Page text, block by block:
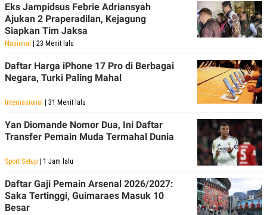
Eks Jampidsus Febrie Adriansyah
Ajukan 2 Praperadilan, Kejagung
Siapkan Tim Jaksa
Nasional | 23 Menit lalu
Daftar Harga iPhone 17 Pro di Berbagai
Negara, Turki Paling Mahal
Internasional | 31 Menit lalu
Yan Diomande Nomor Dua, Ini Daftar
Transfer Pemain Muda Termahal Dunia
Sport Setup | 1 Jam lalu
Daftar Gaji Pemain Arsenal 2026/2027:
Saka Tertinggi, Guimaraes Masuk 10
Besar